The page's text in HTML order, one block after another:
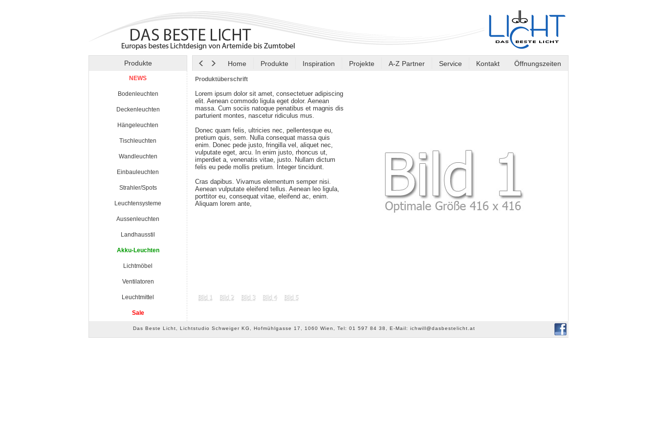
Produkte Home Produkte Inspiration Projekte A-Z Partner Service Kontakt Öffnungszeiten
NEWS
Bodenleuchten
Deckenleuchten
Hängeleuchten
Tischleuchten
Wandleuchten
Einbauleuchten
Strahler/Spots
Leuchtensysteme
Aussenleuchten
Landhausstil
Akku-Leuchten
Lichtmöbel
Ventilatoren
Leuchtmittel
Sale
Produktüberschrift
Lorem ipsum dolor sit amet, consectetuer adipiscing
elit. Aenean commodo ligula eget dolor. Aenean
massa. Cum sociis natoque penatibus et magnis dis
parturient montes, nascetur ridiculus mus.
Donec quam felis, ultricies nec, pellentesque eu,
pretium quis, sem. Nulla consequat massa quis
enim. Donec pede justo, fringilla vel, aliquet nec,
vulputate eget, arcu. In enim justo, rhoncus ut,
imperdiet a, venenatis vitae, justo. Nullam dictum
felis eu pede mollis pretium. Integer tincidunt.
Cras dapibus. Vivamus elementum semper nisi.
Aenean vulputate eleifend tellus. Aenean leo ligula,
porttitor eu, consequat vitae, eleifend ac, enim.
Aliquam lorem ante,
Das Beste Licht, Lichtstudio Schweiger KG, Hofmühlgasse 17, 1060 Wien, Tel: 01 597 84 38, E-Mail: ichwill@dasbestelicht.at